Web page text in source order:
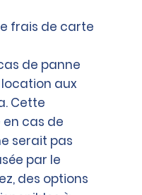
frais de carte
de panne
aux
Cette
cas de
serait pas
par le
des options